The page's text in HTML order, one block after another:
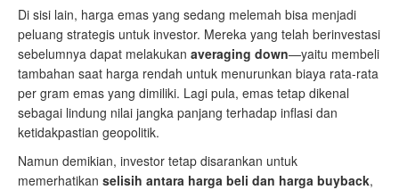
Di sisi lain, harga emas yang sedang melemah bisa menjadi
peluang strategis untuk investor. Mereka yang telah berinvestasi
sebelumnya dapat melakukan averaging down—yaitu membeli
tambahan saat harga rendah untuk menurunkan biaya rata-rata
per gram emas yang dimiliki. Lagi pula, emas tetap dikenal
sebagai lindung nilai jangka panjang terhadap inflasi dan
ketidakpastian geopolitik.
Namun demikian, investor tetap disarankan untuk
memerhatikan selisih antara harga beli dan harga buyback,